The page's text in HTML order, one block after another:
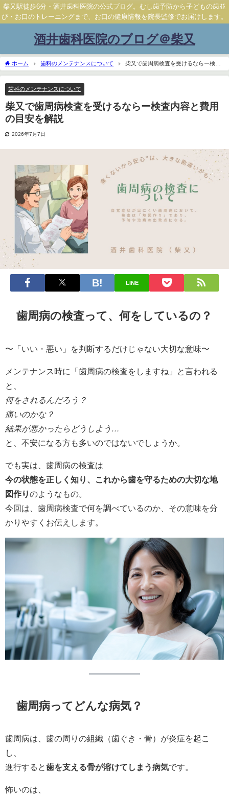
柴又駅徒歩6分・酒井歯科医院の公式ブログ。むし歯予防から子どもの歯並
び・お口のトレーニングまで、お口の健康情報を院長監修でお届けします。
酒井歯科医院のブログ＠柴又
ホーム 歯科のメンテナンスについて
柴又で歯周病検査を受けるならー検査
内容と費用の目安を解説
歯科のメンテナンスについて
柴又で歯周病検査を受けるならー検査内容と費用
の目安を解説
2026年7月7日
LINE
歯周病の検査って、何をしているの？
〜「いい・悪い」を判断するだけじゃない大切な意味〜
メンテナンス時に「歯周病の検査をしますね」と言われる
と、
何をされるんだろう？
痛いのかな？
結果が悪かったらどうしよう…
と、不安になる方も多いのではないでしょうか。
でも実は、歯周病の検査は
今の状態を正しく知り、これから歯を守るための大切な地
図作りのようなもの。
今回は、歯周病検査で何を調べているのか、その意味を分
かりやすくお伝えします。
歯周病ってどんな病気？
歯周病は、歯の周りの組織（歯ぐき・骨）が炎症を起こ
し、
進行すると歯を支える骨が溶けてしまう病気です。
怖いのは、